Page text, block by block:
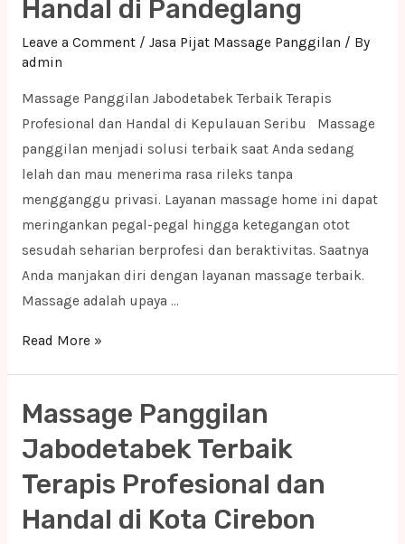
Handal
Kota
Selatan
Handal di Pandeglang
Leave a Comment / Jasa Pijat Massage Panggilan / By
admin
Massage Panggilan Jabodetabek Terbaik Terapis
Profesional dan Handal di Kepulauan Seribu Massage
panggilan menjadi solusi terbaik saat Anda sedang
lelah dan mau menerima rasa rileks tanpa
mengganggu privasi. Layanan massage home ini dapat
meringankan pegal-pegal hingga ketegangan otot
sesudah seharian berprofesi dan beraktivitas. Saatnya
Anda manjakan diri dengan layanan massage terbaik.
Massage adalah upaya …
Massage
Terbaik
Terapis
dan
Handal
Read More »
Massage Panggilan
Jabodetabek Terbaik
Terapis Profesional dan
Handal di Kota Cirebon